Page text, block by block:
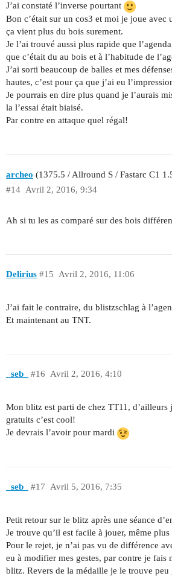
J’ai constaté l’inverse pourtant
Bon c’était sur un cos3 et moi je joue avec
ça vient plus du bois surement.
Je l’ai trouvé aussi plus rapide que
que c’était du au bois et à l’habitude de
J’ai sorti beaucoup de balles et mes
hautes, c’est pour ça que j’ai eu
Je pourrais en dire plus quand je l’aurais
la l’essai était biaisé.
Par contre en attaque quel régal!
archeo (1375.5 / Allround S / Fastarc C1
Avril 2, 2016, 9:34
#14
Ah si tu les as comparé sur des bois
Delirius Avril 2, 2016, 11:06
#15
J’ai fait le contraire, du blistzschlag à
Et maintenant au TNT.
_seb_ Avril 2, 2016, 4:10
#16
Mon blitz est parti de chez TT11, d’ailleurs
gratuits c’est cool!
Je devrais l’avoir pour mardi
_seb_ Avril 5, 2016, 7:35
#17
Petit retour sur le blitz après une séance
Je trouve qu’il est facile à jouer, même plus
Pour le rejet, je n’ai pas vu de différence
eu à modifier mes gestes, par contre je fais
blitz. Revers de la médaille je le trouve peu